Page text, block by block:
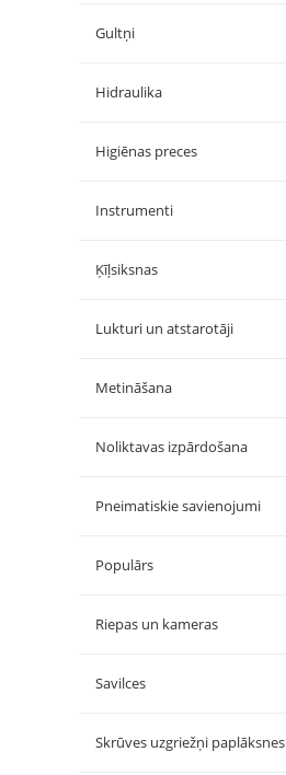
Gultņi
Hidraulika
Higiēnas preces
Instrumenti
Ķīļsiksnas
Lukturi un atstarotāji
Metināšana
Noliktavas izpārdošana
Pneimatiskie savienojumi
Populārs
Riepas un kameras
Savilces
Skrūves uzgriežņi paplāksnes